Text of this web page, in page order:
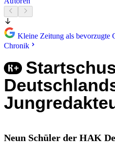
Kleine Zeitung als bevorzugte
Chronik
Neun Schüler der HAK